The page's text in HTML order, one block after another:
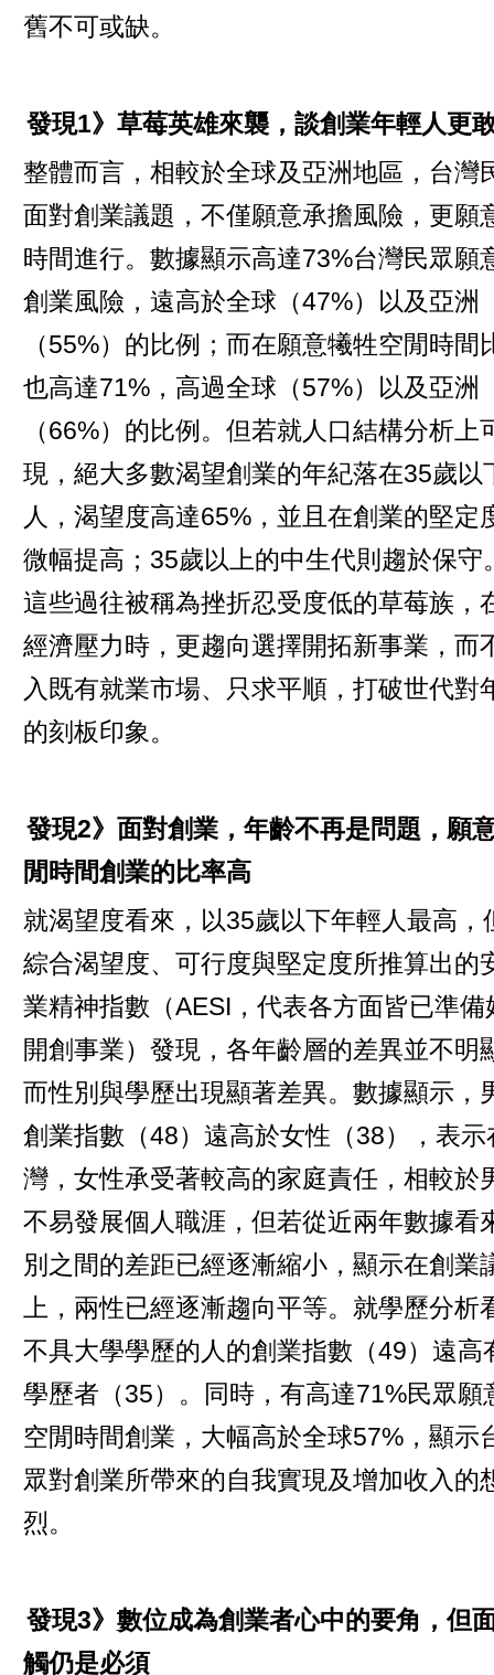
舊不可或缺。
發現1》草莓英雄來襲，談創業年輕人更
整體而言，相較於全球及亞洲地區，台灣
面對創業議題，不僅願意承擔風險，更願
時間進行。數據顯示高達73%台灣民眾願
創業風險，遠高於全球（47%）以及亞洲
（55%）的比例；而在願意犧牲空閒時間
也高達71%，高過全球（57%）以及亞洲
（66%）的比例。但若就人口結構分析上
現，絕大多數渴望創業的年紀落在35歲以
人，渴望度高達65%，並且在創業的堅定
微幅提高；35歲以上的中生代則趨於保守
這些過往被稱為挫折忍受度低的草莓族，
經濟壓力時，更趨向選擇開拓新事業，而
入既有就業市場、只求平順，打破世代對
的刻板印象。
發現2》面對創業，年齡不再是問題，願
閒時間創業的比率高
就渴望度看來，以35歲以下年輕人最高，
綜合渴望度、可行度與堅定度所推算出的
業精神指數（AESI，代表各方面皆已準備
開創事業）發現，各年齡層的差異並不明
而性別與學歷出現顯著差異。數據顯示，
創業指數（48）遠高於女性（38），表示
灣，女性承受著較高的家庭責任，相較於
不易發展個人職涯，但若從近兩年數據看
別之間的差距已經逐漸縮小，顯示在創業
上，兩性已經逐漸趨向平等。就學歷分析
不具大學學歷的人的創業指數（49）遠高
學歷者（35）。同時，有高達71%民眾願
空閒時間創業，大幅高於全球57%，顯示
眾對創業所帶來的自我實現及增加收入的
烈。
發現3》數位成為創業者心中的要角，但
觸仍是必須